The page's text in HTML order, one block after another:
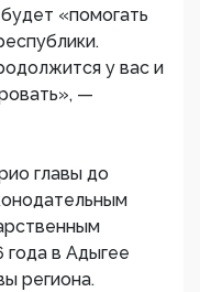
«помогать
у вас и
—
главы до
в Адыгее
региона.